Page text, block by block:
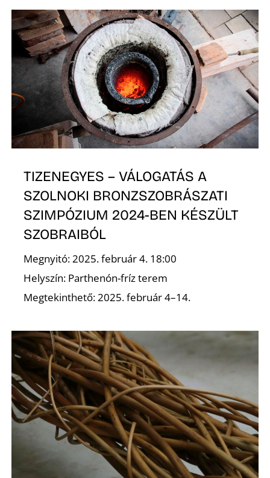
TIZENEGYES – VÁLOGATÁS A
SZOLNOKI BRONZSZOBRÁSZATI
SZIMPÓZIUM 2024-BEN KÉSZÜLT
SZOBRAIBÓL
Megnyitó: 2025. február 4. 18:00
Helyszín: Parthenón-fríz terem
Megtekinthető: 2025. február 4–14.